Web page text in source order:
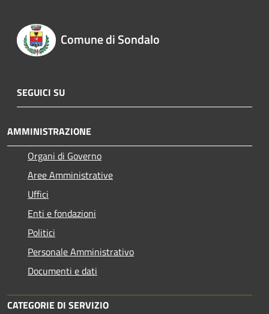
Comune di Sondalo
SEGUICI SU
AMMINISTRAZIONE
Organi di Governo
Aree Amministrative
Uffici
Enti e fondazioni
Politici
Personale Amministrativo
Documenti e dati
CATEGORIE DI SERVIZIO